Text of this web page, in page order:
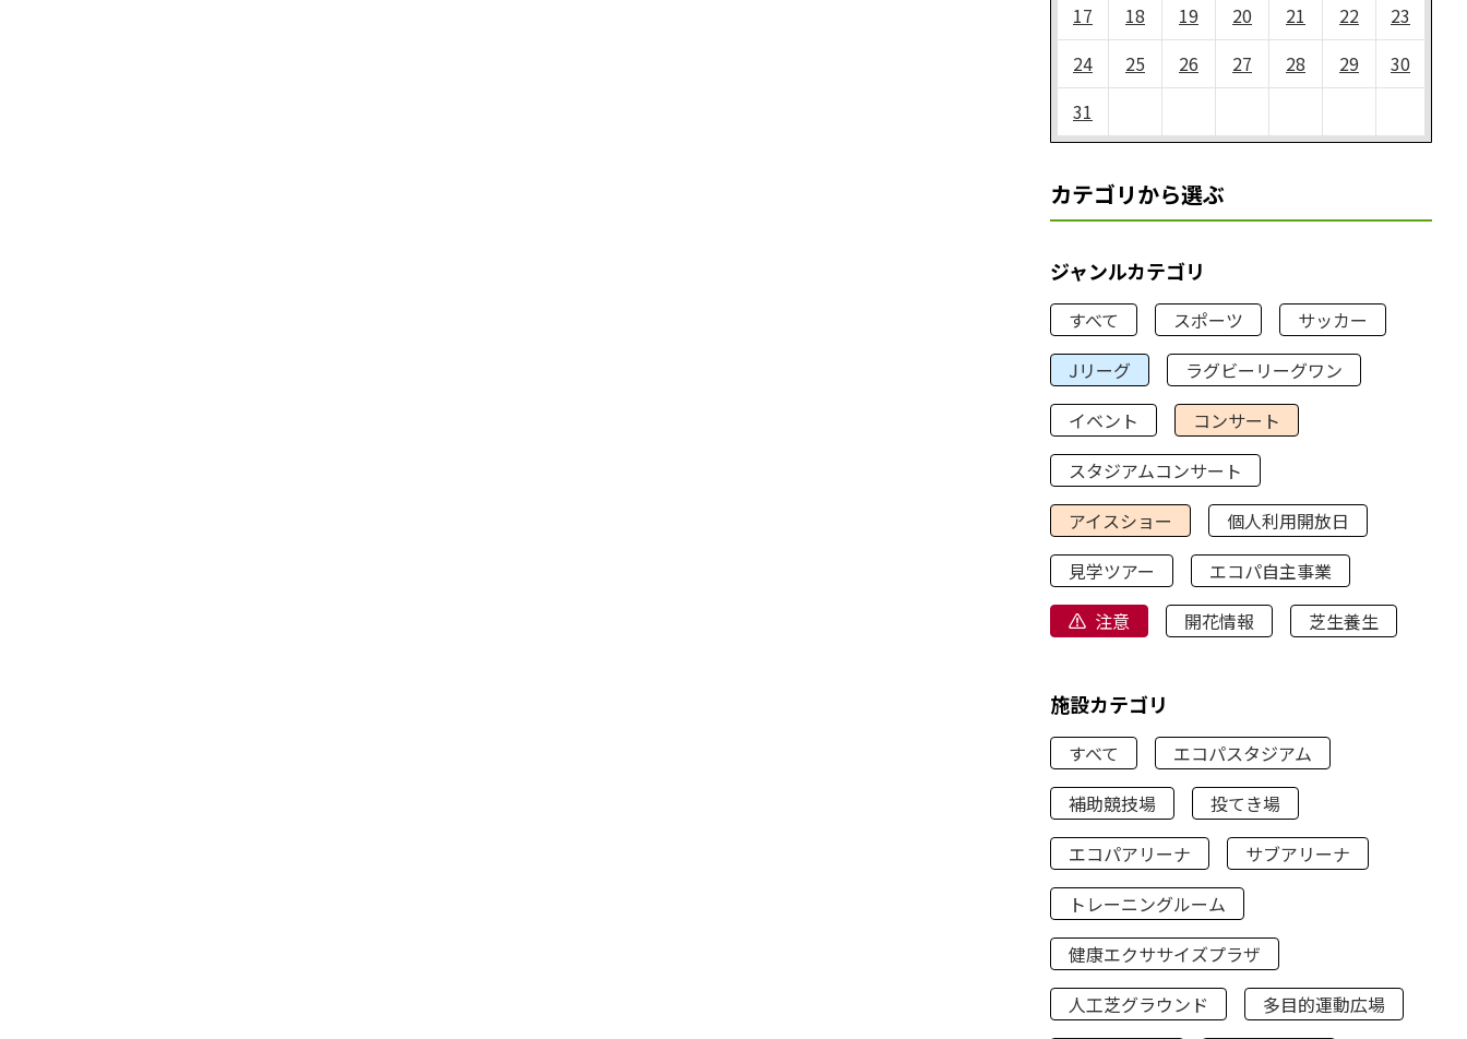
17
18 19 20 21 22
23
24
25 26 27 28 29
30
31
カテゴリから選ぶ
ジャンルカテゴリ
すべて スポーツ
サッカー
Jリーグ
ラグビーリーグワン
イベント
コンサート
スタジアムコンサート
アイスショー
個人利用開放日
見学ツアー
エコパ自主事業
注意
開花情報 芝生養生
施設カテゴリ
すべて
エコパスタジアム
補助競技場
投てき場
エコパアリーナ
サブアリーナ
トレーニングルーム
健康エクササイズプラザ
人工芝グラウンド
多目的運動広場